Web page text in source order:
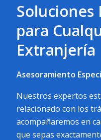
Soluciones
para
Extranjería
Asesoramiento
Nuestros expertos
relacionado con los
acompañaremos en
que sepas